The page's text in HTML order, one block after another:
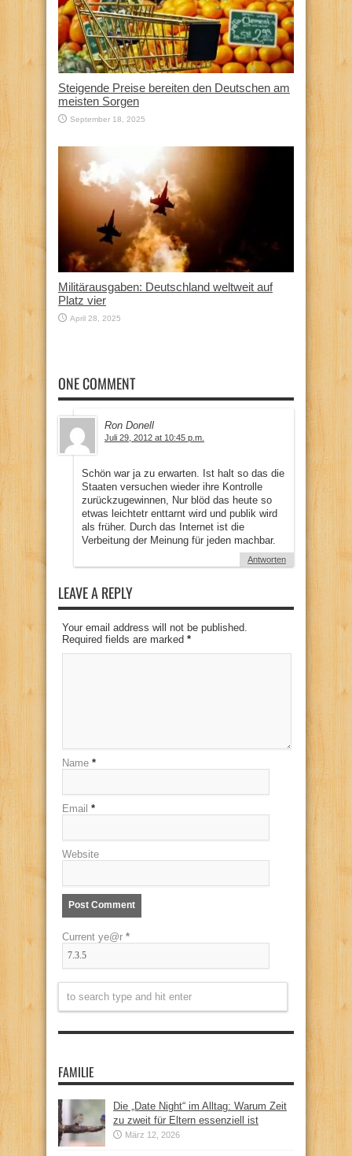
Steigende Preise bereiten den Deutschen am
meisten Sorgen
September 18, 2025
Militärausgaben: Deutschland weltweit auf
Platz vier
April 28, 2025
ONE COMMENT
Ron Donell
Juli 29, 2012 at 10:45 p.m.
Schön war ja zu erwarten. Ist halt so das die
Staaten versuchen wieder ihre Kontrolle
zurückzugewinnen, Nur blöd das heute so
etwas leichtetr enttarnt wird und publik wird
als früher. Durch das Internet ist die
Verbeitung der Meinung für jeden machbar.
Antworten
LEAVE A REPLY
Your email address will not be published.
Required fields are marked *
Name *
Email *
Website
Current ye@r *
FAMILIE
Die „Date Night“ im Alltag: Warum Zeit
zu zweit für Eltern essenziell ist
März 12, 2026